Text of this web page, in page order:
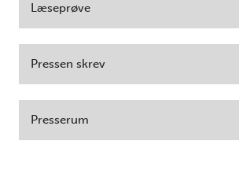
Læseprøve
Pressen skrev
Presserum